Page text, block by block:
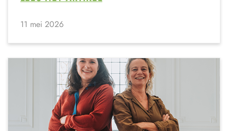
11 mei 2026